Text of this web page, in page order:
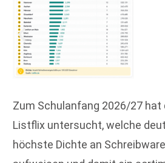
Zum Schulanfang 2026/27 hat
Listflix untersucht, welche
höchste Dichte an